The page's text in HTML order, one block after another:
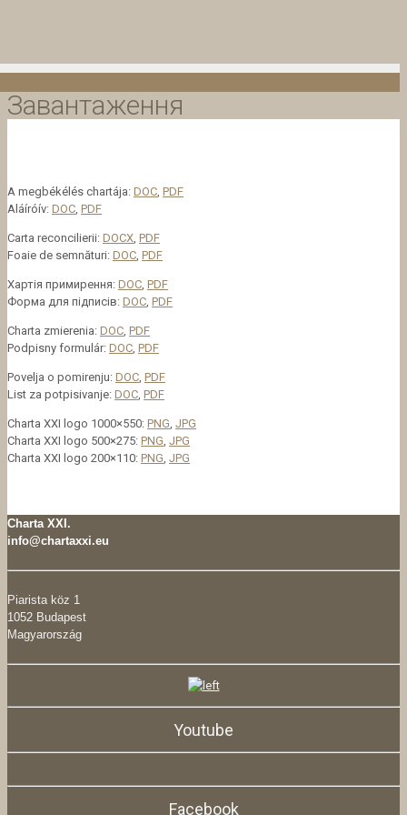
Завантаження
A megbékélés chartája: DOC PDF
Aláíróív: DOC PDF
Carta reconcilierii: DOCX PDF
Foaie de semnături: DOC PDF
Хартія примирення: DOC PDF
Форма для підписів: DOC PDF
Charta zmierenia: DOC PDF
Podpisny formulár: DOC PDF
Povelja o pomirenju: DOC PDF
List za potpisivanje: DOC PDF
Charta XXI logo 1000×550: PNG JPG
Charta XXI logo 500×275: PNG JPG
Charta XXI logo 200×110: PNG JPG
Charta XXI.
info@chartaxxi.eu
Piarista köz 1
1052 Budapest
Magyarország
Youtube
Facebook